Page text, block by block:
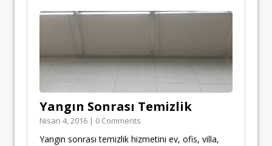
Yangın Sonrası Temizlik
Nisan 4, 2016 | 0 Comments
Yangın sonrası temizlik hizmetini ev, ofis, villa,